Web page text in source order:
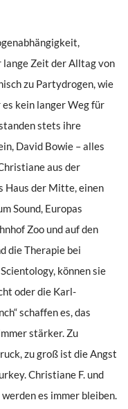
Zeit der Alltag von
zu Partydrogen, wie
kein langer Weg für
stets ihre
David Bowie – alles
aus der
Haus der Mitte, einen
Sound, Europas
Zoo und auf den
die Therapie bei
können sie
oder die Karl-
schaffen es, das
stärker. Zu
zu groß ist die Angst
Christiane F. und
es immer bleiben.